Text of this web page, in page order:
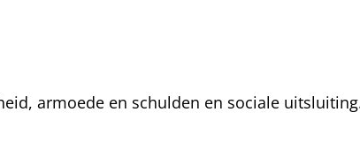
armoede en schulden en sociale